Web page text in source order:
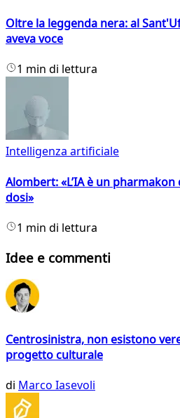
Oltre la leggenda nera: al
aveva voce
1 min di lettura
Intelligenza artificiale
Alombert: «L’IA è un
dosi»
1 min di lettura
Idee e commenti
Centrosinistra, non esistono
progetto culturale
di Marco Iasevoli